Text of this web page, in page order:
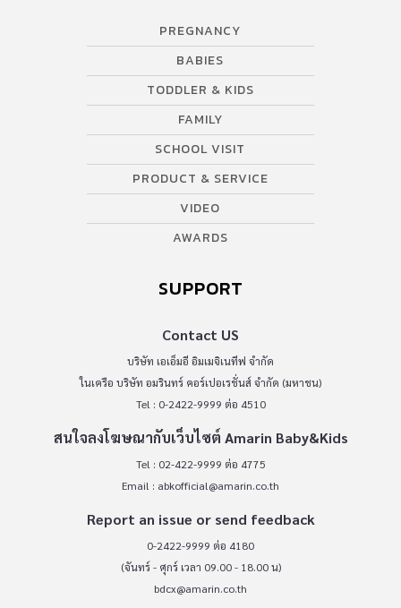
PREGNANCY
BABIES
TODDLER & KIDS
FAMILY
SCHOOL VISIT
PRODUCT & SERVICE
VIDEO
AWARDS
SUPPORT
Contact US
บริษัท เอเอ็มอี อิมเมจิเนทีฟ จำกัด
ในเครือ บริษัท อมรินทร์ คอร์เปอเรชั่นส์ จำกัด (มหาชน)
Tel : 0-2422-9999 ต่อ 4510
สนใจลงโฆษณากับเว็บไซต์ Amarin Baby&Kids
Tel : 02-422-9999 ต่อ 4775
Email : abkofficial@amarin.co.th
Report an issue or send feedback
0-2422-9999 ต่อ 4180
(จันทร์ - ศุกร์ เวลา 09.00 - 18.00 น)
bdcx@amarin.co.th